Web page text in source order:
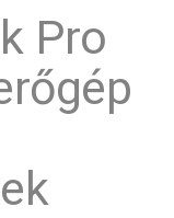
Pro